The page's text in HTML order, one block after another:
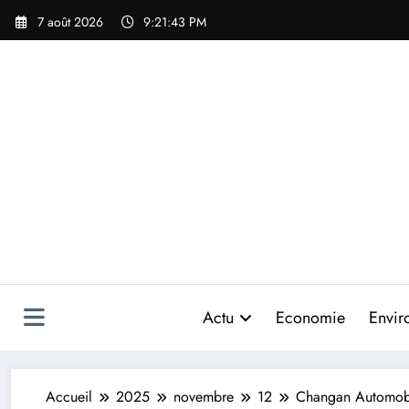
Aller
7 août 2026 9:21:45 PM
Actu Economie
Accueil 2025 novembre 12 Changan